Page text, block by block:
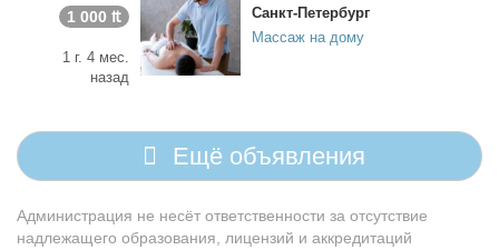
1 000 ₶
1 г. 4 мес.
назад
Санкт-Петербург
Массаж на дому
Ещё объявления
Администрация не несёт ответственности за отсутствие
надлежащего образования, лицензий и аккредитаций